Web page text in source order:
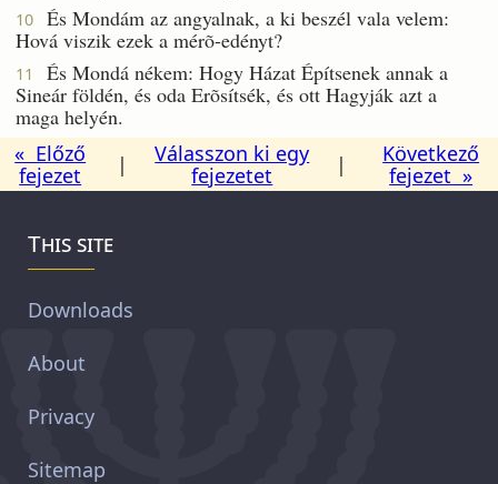
10
És Mondám az angyalnak, a ki beszél vala velem:
Hová viszik ezek a mérõ-edényt?
11
És Mondá nékem: Hogy Házat Építsenek annak a
Sineár földén, és oda Erõsítsék, és ott Hagyják azt a
maga helyén.
« Előző
fejezet
|
Válasszon ki egy
fejezetet
|
Következő
fejezet »
This site
Downloads
About
Privacy
Sitemap